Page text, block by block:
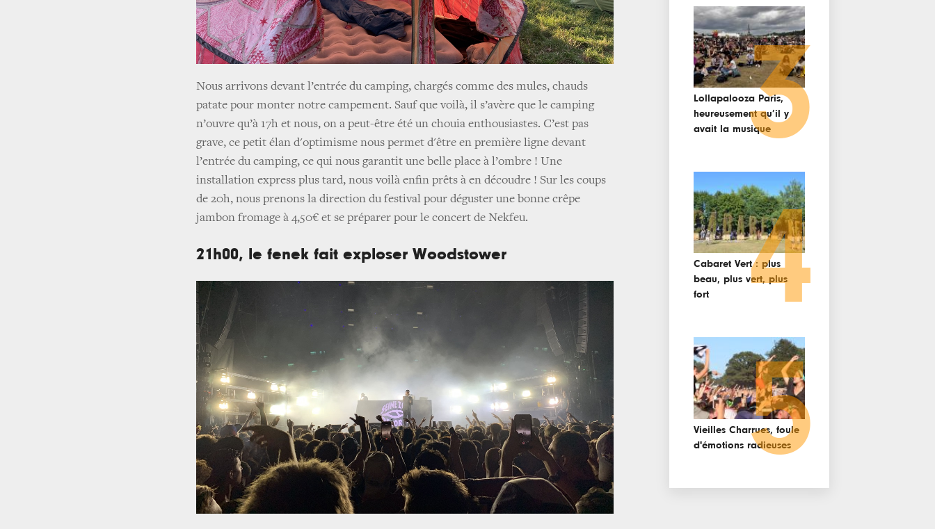
Nous arrivons devant l’entrée du camping, chargés comme des mules, chauds
patate pour monter notre campement. Sauf que voilà, il s’avère que le camping
n’ouvre qu’à 17h et nous, on a peut-être été un chouia enthousiastes. C’est pas
grave, ce petit élan d'optimisme nous permet d'être en première ligne devant
l’entrée du camping, ce qui nous garantit une belle place à l’ombre ! Une
installation express plus tard, nous voilà enfin prêts à en découdre ! Sur les coups
de 20h, nous prenons la direction du festival pour déguster une bonne crêpe
jambon fromage à 4,50€ et se préparer pour le concert de Nekfeu.
21h00, le fenek fait exploser Woodstower
Lollapalooza Paris,
heureusement qu’il y
avait la musique3
Cabaret Vert : plus
beau, plus vert, plus
fort
4
Vieilles Charrues, foule
d'émotions radieuses
5